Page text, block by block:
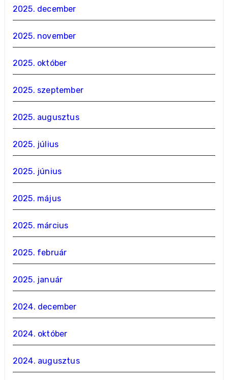
2025. december
2025. november
2025. október
2025. szeptember
2025. augusztus
2025. július
2025. június
2025. május
2025. március
2025. február
2025. január
2024. december
2024. október
2024. augusztus